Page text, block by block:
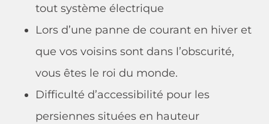
tout système électrique
Lors d’une panne de courant en hiver et
que vos voisins sont dans l’obscurité,
vous êtes le roi du monde.
Difficulté d’accessibilité pour les
persiennes situées en hauteur